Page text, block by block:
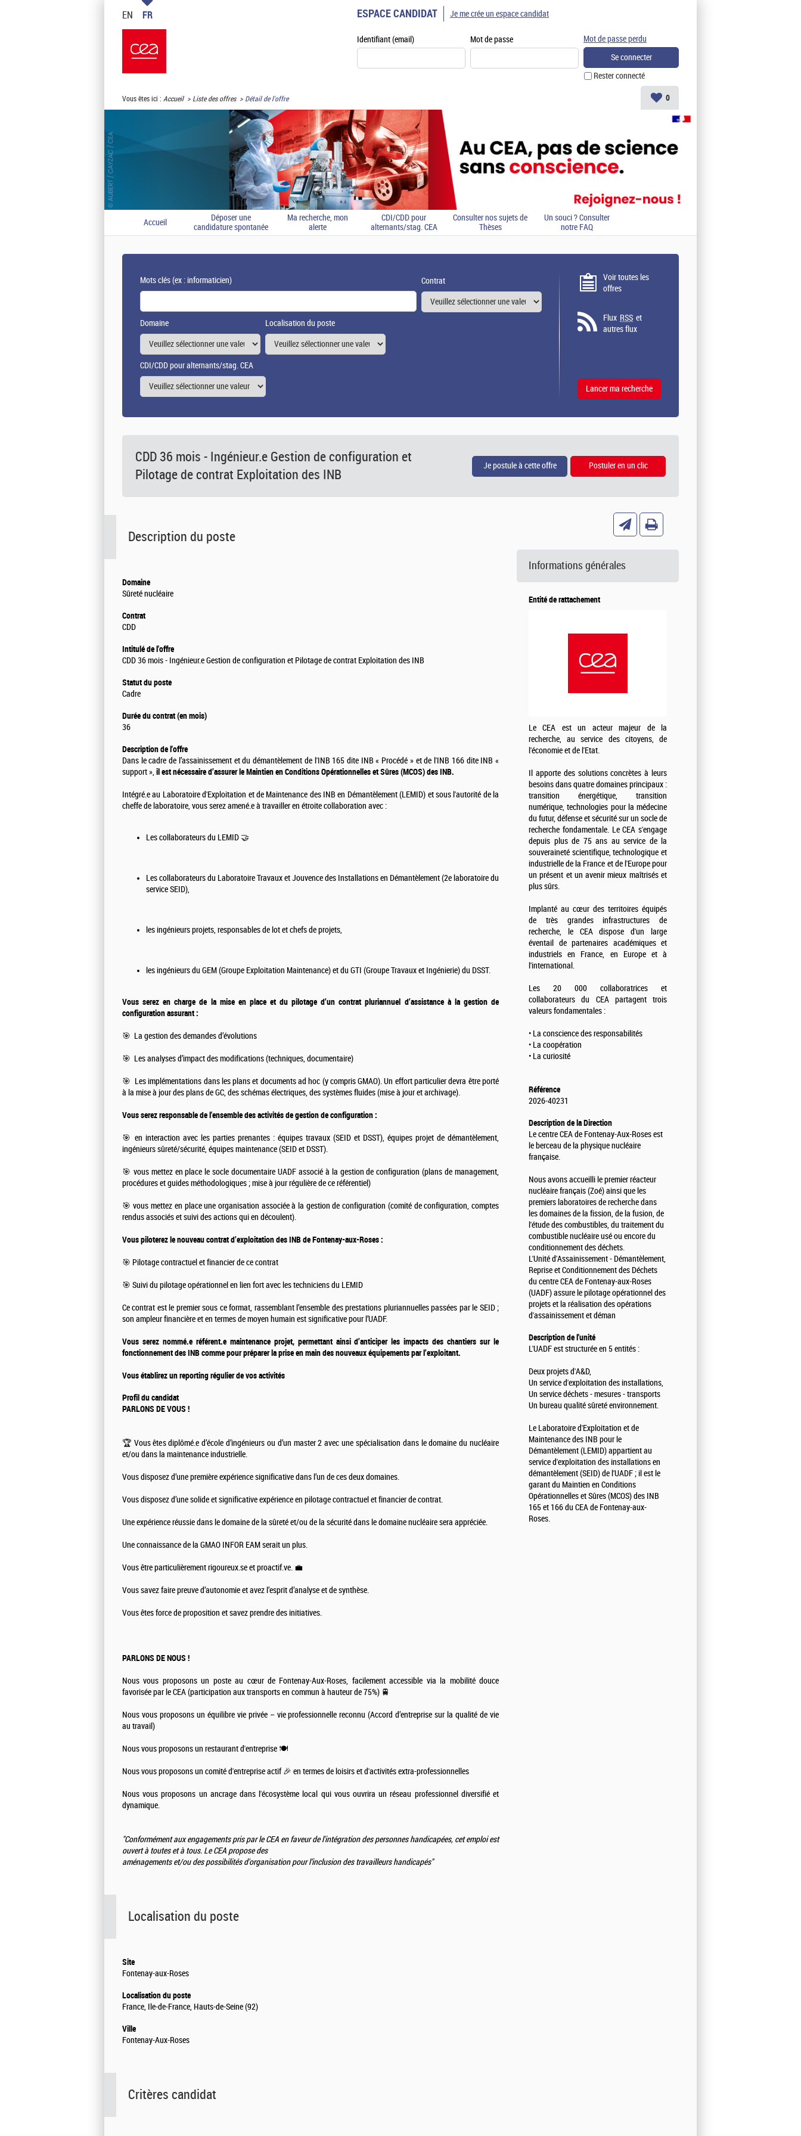
EN FR ESPACE CANDIDAT
Identifiant (email) Mot de passe
Rester connecté
Mot de passe perdu
Je me crée un espace candidat
Vous êtes ici : Accueil Liste des offres Détail de l'offre 0
Accueil
Déposer une
candidature spontanée
Ma recherche, mon
alerte
CDI/CDD pour
alternants/stag. CEA
Consulter nos sujets de
Thèses
Un souci ? Consulter
notre FAQ
Mots clés(ex : informaticien) Contrat
Domaine Localisation du poste
CDI/CDD pour alternants/stag. CEA
Voir toutes les
offres
Flux RSS et
autres flux
CDD 36 mois - Ingénieur.e Gestion de configuration et
Pilotage de contrat Exploitation des INB
Description du poste
Domaine
Sûreté nucléaire
Contrat
CDD
Intitulé de l'offre
CDD 36 mois - Ingénieur.e Gestion de configuration et Pilotage de contrat Exploitation des INB
Statut du poste
Cadre
Durée du contrat (en mois)
36
Description de l'offre
Dans le cadre de l’assainissement et du démantèlement de l'INB 165 dite INB « Procédé » et de l'INB 166 dite INB «
support », il est nécessaire d’assurer le Maintien en Conditions Opérationnelles et Sûres (MCOS) des INB.
Intégré.e au Laboratoire d'Exploitation et de Maintenance des INB en Démantèlement (LEMID) et sous l'autorité de la
cheffe de laboratoire, vous serez amené.e à travailler en étroite collaboration avec :
Les collaborateurs du LEMID 🤝
Les collaborateurs du Laboratoire Travaux et Jouvence des Installations en Démantèlement (2e laboratoire du
service SEID),
les ingénieurs projets, responsables de lot et chefs de projets,
les ingénieurs du GEM (Groupe Exploitation Maintenance) et du GTI (Groupe Travaux et Ingénierie) du DSST.
Vous serez en charge de la mise en place et du pilotage d’un contrat pluriannuel d’assistance à la gestion de
configuration assurant :
🎯 La gestion des demandes d’évolutions
🎯 Les analyses d’impact des modifications (techniques, documentaire)
🎯 Les implémentations dans les plans et documents ad hoc (y compris GMAO). Un effort particulier devra être porté
à la mise à jour des plans de GC, des schémas électriques, des systèmes fluides (mise à jour et archivage).
Vous serez responsable de l'ensemble des activités de gestion de configuration :
🎯 en interaction avec les parties prenantes : équipes travaux (SEID et DSST), équipes projet de démantèlement,
ingénieurs sûreté/sécurité, équipes maintenance (SEID et DSST).
🎯 vous mettez en place le socle documentaire UADF associé à la gestion de configuration (plans de management,
procédures et guides méthodologiques ; mise à jour régulière de ce référentiel)
🎯 vous mettez en place une organisation associée à la gestion de configuration (comité de configuration, comptes
rendus associés et suivi des actions qui en découlent).
Vous piloterez le nouveau contrat d’exploitation des INB de Fontenay-aux-Roses :
🎯 Pilotage contractuel et financier de ce contrat
🎯 Suivi du pilotage opérationnel en lien fort avec les techniciens du LEMID
Ce contrat est le premier sous ce format, rassemblant l’ensemble des prestations pluriannuelles passées par le SEID ;
son ampleur financière et en termes de moyen humain est significative pour l’UADF.
Vous serez nommé.e référent.e maintenance projet, permettant ainsi d’anticiper les impacts des chantiers sur le
fonctionnement des INB comme pour préparer la prise en main des nouveaux équipements par l’exploitant.
Vous établirez un reporting régulier de vos activités
Profil du candidat
PARLONS DE VOUS !
🏆 Vous êtes diplômé.e d’école d’ingénieurs ou d’un master 2 avec une spécialisation dans le domaine du nucléaire
et/ou dans la maintenance industrielle.
Vous disposez d’une première expérience significative dans l’un de ces deux domaines.
Vous disposez d’une solide et significative expérience en pilotage contractuel et financier de contrat.
Une expérience réussie dans le domaine de la sûreté et/ou de la sécurité dans le domaine nucléaire sera appréciée.
Une connaissance de la GMAO INFOR EAM serait un plus.
Vous être particulièrement rigoureux.se et proactif.ve. 💼
Vous savez faire preuve d’autonomie et avez l’esprit d’analyse et de synthèse.
Vous êtes force de proposition et savez prendre des initiatives.
PARLONS DE NOUS !
Nous vous proposons un poste au cœur de Fontenay-Aux-Roses, facilement accessible via la mobilité douce
favorisée par le CEA (participation aux transports en commun à hauteur de 75%) 🚆
Nous vous proposons un équilibre vie privée – vie professionnelle reconnu (Accord d’entreprise sur la qualité de vie
au travail)
Nous vous proposons un restaurant d'entreprise 🍽️
Nous vous proposons un comité d'entreprise actif 🎉 en termes de loisirs et d'activités extra-professionnelles
Nous vous proposons un ancrage dans l'écosystème local qui vous ouvrira un réseau professionnel diversifié et
dynamique.
"Conformément aux engagements pris par le CEA en faveur de l'intégration despersonnes handicapées, cet emploi est
ouvert à toutes et à tous. Le CEA propose des
aménagements et/ou des possibilités d'organisation pour l’inclusion des travailleurshandicapés"
Localisation du poste
Site
Fontenay-aux-Roses
Localisation du poste
France, Ile-de-France, Hauts-de-Seine (92)
Ville
Fontenay-Aux-Roses
Critères candidat
Informations générales
Entité de rattachement
Le CEA est un acteur majeur de la
recherche, au service des citoyens, de
l'économie et de l'Etat.
Il apporte des solutions concrètes à leurs
besoins dans quatre domaines principaux :
transition énergétique, transition
numérique, technologies pour la médecine
du futur, défense et sécurité sur un socle de
recherche fondamentale. Le CEA s'engage
depuis plus de 75 ans au service de la
souveraineté scientifique, technologique et
industrielle de la France et de l'Europe pour
un présent et un avenir mieux maîtrisés et
plus sûrs.
Implanté au cœur des territoires équipés
de très grandes infrastructures de
recherche, le CEA dispose d'un large
éventail de partenaires académiques et
industriels en France, en Europe et à
l'international.
Les 20 000 collaboratrices et
collaborateurs du CEA partagent trois
valeurs fondamentales :
• La conscience des responsabilités
• La coopération
• La curiosité
Référence
2026-40231
Description de la Direction
Le centre CEA de Fontenay-Aux-Roses est
le berceau de la physique nucléaire
française.
Nous avons accueilli le premier réacteur
nucléaire français (Zoé) ainsi que les
premiers laboratoires de recherche dans
les domaines de la fission, de la fusion, de
l'étude des combustibles, du traitement du
combustible nucléaire usé ou encore du
conditionnement des déchets.
L'Unité d'Assainissement - Démantèlement,
Reprise et Conditionnement des Déchets
du centre CEA de Fontenay-aux-Roses
(UADF) assure le pilotage opérationnel des
projets et la réalisation des opérations
d'assainissement et déman
Description de l'unité
L'UADF est structurée en 5 entités :
Deux projets d'A&D,
Un service d'exploitation des installations,
Un service déchets - mesures - transports
Un bureau qualité sûreté environnement.
Le Laboratoire d'Exploitation et de
Maintenance des INB pour le
Démantèlement (LEMID) appartient au
service d'exploitation des installations en
démantèlement (SEID) de l'UADF ; il est le
garant du Maintien en Conditions
Opérationnelles et Sûres (MCOS) des INB
165 et 166 du CEA de Fontenay-aux-
Roses.